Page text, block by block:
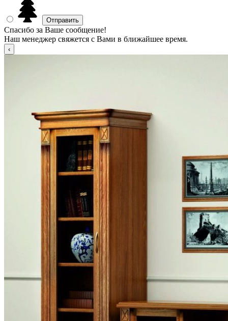
Спасибо за Ваше сообщение!
Наш менеджер свяжется с Вами в ближайшее время.